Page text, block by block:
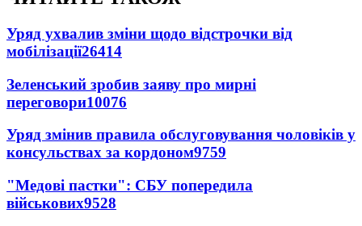
Уряд ухвалив зміни щодо відстрочки від
мобілізації26414
Зеленський зробив заяву про мирні
переговори10076
Уряд змінив правила обслуговування чоловіків у
консульствах за кордоном9759
"Медові пастки": СБУ попередила
військових9528